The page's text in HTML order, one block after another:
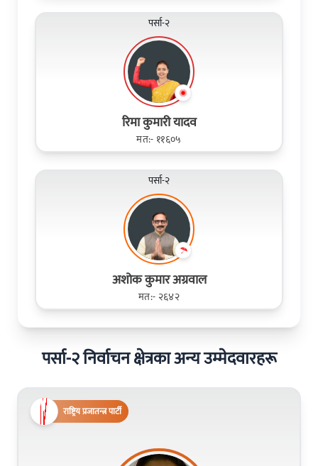
पर्सा-२
रिमा कुमारी यादव
मत:- ११६०५
पर्सा-२
अशोक कुमार अग्रवाल
मत:- २६४२
पर्सा-२ निर्वाचन क्षेत्रका अन्य उम्मेदवारहरू
राष्ट्रिय प्रजातन्त्र पार्टी